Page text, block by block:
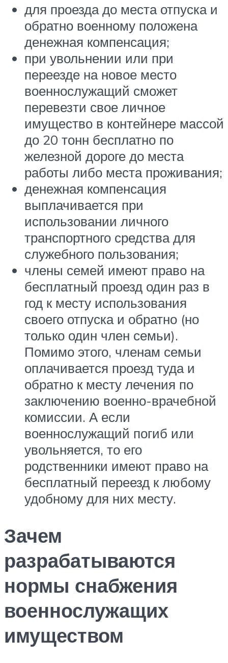
для проезда до места отпуска и
обратно военному положена
денежная компенсация;
при увольнении или при
переезде на новое место
военнослужащий сможет
перевезти свое личное
имущество в контейнере массой
до 20 тонн бесплатно по
железной дороге до места
работы либо места проживания;
денежная компенсация
выплачивается при
использовании личного
транспортного средства для
служебного пользования;
члены семей имеют право на
бесплатный проезд один раз в
год к месту использования
своего отпуска и обратно (но
только один член семьи).
Помимо этого, членам семьи
оплачивается проезд туда и
обратно к месту лечения по
заключению военно-врачебной
комиссии. А если
военнослужащий погиб или
увольняется, то его
родственники имеют право на
бесплатный переезд к любому
удобному для них месту.
Зачем
разрабатываются
нормы снабжения
военнослужащих
имуществом